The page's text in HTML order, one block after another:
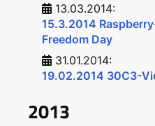
13.03.2014:
15.3.2014
Freedom Day
31.01.2014:
19.02.2014 30C3-
2013